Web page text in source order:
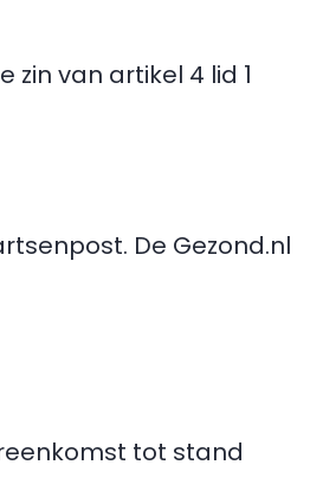
van artikel 4 lid 1
De Gezond.nl
tot stand